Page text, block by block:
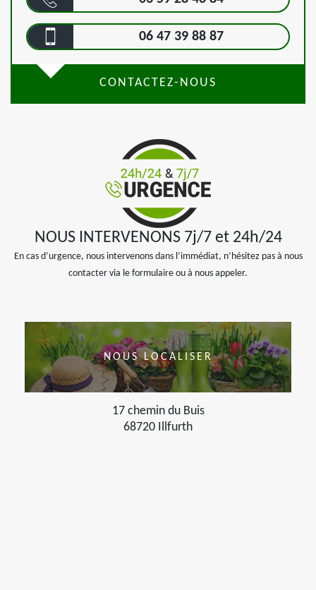
06 47 39 88 87
CONTACTEZ-NOUS
NOUS INTERVENONS 7j/7 et 24h/24
En cas d’urgence, nous intervenons dans l’immédiat, n’hésitez pas à nous
contacter via le formulaire ou à nous appeler.
NOUS LOCALISER
17 chemin du Buis
68720 Illfurth